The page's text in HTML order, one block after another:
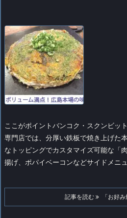
ここがポイントバンコク・スクンビッ
専門店では、分厚い鉄板で焼き上げた
なトッピングでカスタマイズ可能な「
揚げ、ポパイベーコンなどサイドメニ
記事を読む 「お好み